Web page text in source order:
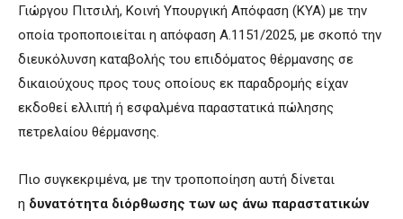
Γιώργου Πιτσιλή, Κοινή Υπουργική Απόφαση (ΚΥΑ) με την
οποία τροποποιείται η απόφαση Α.1151/2025, με σκοπό την
διευκόλυνση καταβολής του επιδόματος θέρμανσης σε
δικαιούχους προς τους οποίους εκ παραδρομής είχαν
εκδοθεί ελλιπή ή εσφαλμένα παραστατικά πώλησης
πετρελαίου θέρμανσης.
Πιο συγκεκριμένα, με την τροποποίηση αυτή δίνεται
η δυνατότητα διόρθωσης των ως άνω παραστατικών